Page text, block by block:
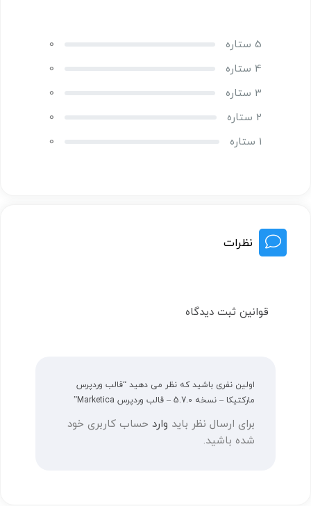
5 ستاره
0
4 ستاره
0
3 ستاره
0
2 ستاره
0
1 ستاره
0
نظرات
قوانین ثبت دیدگاه
اولین نفری باشید که نظر می دهید “قالب وردپرس
مارکتیکا – نسخه 5.7.0 – قالب وردپرس Marketica”
برای ارسال نظر باید وارد حساب کاربری خود
شده باشید.